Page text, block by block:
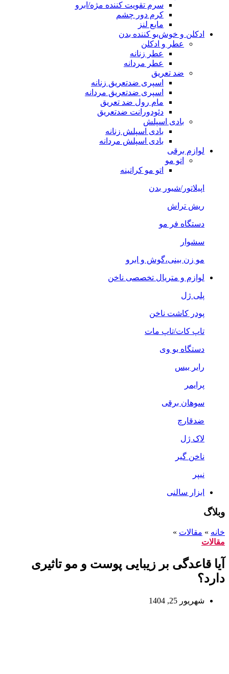
سرم تقویت کننده مژه/ابرو
کرم دور چشم
مایع لنز
ادکلن و خوش‌بو کننده بدن
عطر و ادکلن
عطر زنانه
عطر مردانه
ضد تعریق
اسپری ضدتعریق زنانه
اسپری ضدتعریق مردانه
مام رول ضد تعریق
دئودورانت ضدتعریق
بادی اسپلش
بادی اسپلش زنانه
بادی اسپلش مردانه
لوازم برقی
اتو مو
اتو مو کراتینه
اپیلاتور/شیور بدن
ریش تراش
دستگاه فر مو
سشوار
مو زن بینی،گوش و ابرو
لوازم و متریال تخصصی ناخن
پلی ژل
پودر کاشت ناخن
تاپ کات/تاپ مات
دستگاه یو وی
رابر بیس
پرایمر
سوهان برقی
ضدقارچ
لاک ژل
ناخن گیر
نیپر
ابزار سالنی
وبلاگ
خانه » مقالات »
مقالات
آیا قاعدگی بر زیبایی پوست و مو تاثیری
دارد؟
شهریور 25, 1404